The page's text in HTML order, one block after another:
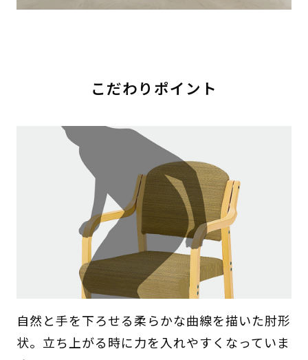
こだわりポイント
自然と手を下ろせる柔らかな曲線を描いた肘形
状。立ち上がる時に力を入れやすくなっていま